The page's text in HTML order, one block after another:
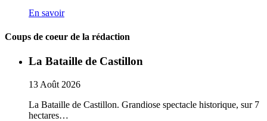
En savoir
Coups de coeur de la rédaction
La Bataille de Castillon
13 Août 2026
La Bataille de Castillon. Grandiose spectacle historique, sur 7
hectares…